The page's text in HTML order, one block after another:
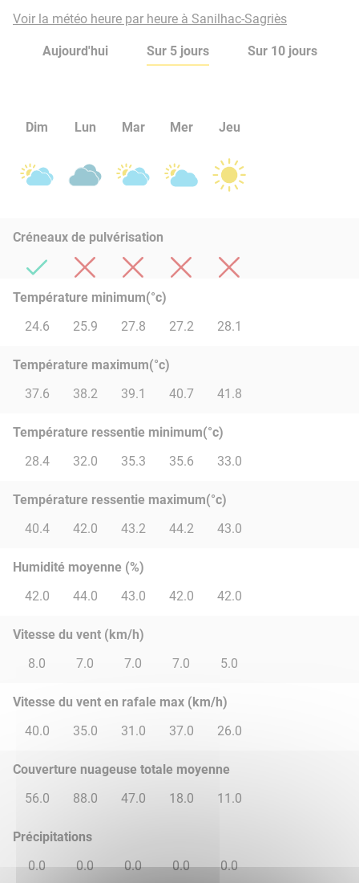
Voir la météo heure par heure à Sanilhac-Sagriès
Aujourd'hui Sur 5 jours Sur 10 jours
Dim Lun Mar Mer Jeu
Créneaux de pulvérisation
Température minimum(°c)
24.6
25.9 27.8 27.2 28.1
Température maximum(°c)
37.6
38.2 39.1 40.7 41.8
Température ressentie minimum(°c)
28.4
32.0 35.3 35.6 33.0
Température ressentie maximum(°c)
40.4
42.0 43.2 44.2 43.0
Humidité moyenne (%)
42.0
44.0 43.0 42.0 42.0
Vitesse du vent (km/h)
8.0
7.0 7.0 7.0 5.0
Vitesse du vent en rafale max (km/h)
40.0
35.0 31.0 37.0 26.0
Couverture nuageuse totale moyenne
56.0
88.0 47.0 18.0 11.0
Précipitations
0.0
0.0 0.0 0.0 0.0